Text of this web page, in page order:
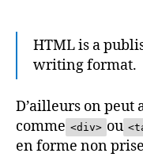
HTML is a
writing format.
D’ailleurs on peut
comme <div> ou
en forme non